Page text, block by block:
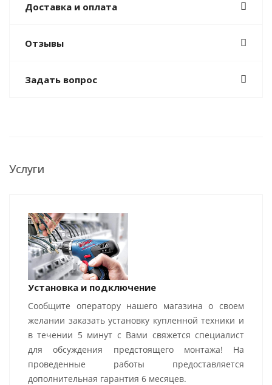
Доставка и оплата
Отзывы
Задать вопрос
Услуги
Установка и подключение
Сообщите оператору нашего магазина о своем
желании заказать установку купленной техники и
в течении 5 минут с Вами свяжется специалист
для обсуждения предстоящего монтажа! На
проведенные работы предоставляется
дополнительная гарантия 6 месяцев.